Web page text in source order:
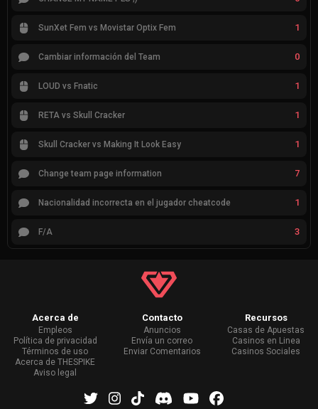
SunXet Fem vs Movistar Optix Fem 1
Cambiar información del Team 0
LOUD vs Fnatic 1
RETA vs Skull Cracker 1
Skull Cracker vs Making It Look Easy 1
Change team page information 7
Nacionalidad incorrecta en el jugador cheatcode 1
F/A 3
Acerca de
Empleos
Política de privacidad
Términos de uso
Acerca de THESPIKE
Aviso legal
Contacto
Anuncios
Envía un correo
Enviar Comentarios
Recursos
Casas de Apuestas
Casinos en Linea
Casinos Sociales